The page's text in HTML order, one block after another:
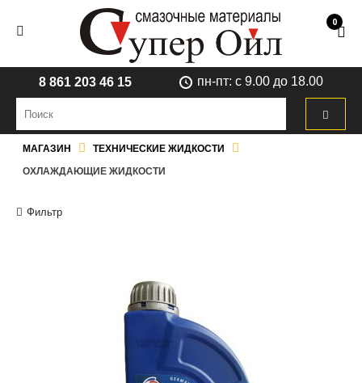
0
8 861 203 46 15 пн-пт: с 9.00 до 18.00
МАГАЗИН
ТЕХНИЧЕСКИЕ ЖИДКОСТИ
ОХЛАЖДАЮЩИЕ ЖИДКОСТИ
Фильтр